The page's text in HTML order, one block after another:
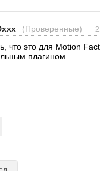
(Проверенные)
что это для Motion
плагином.